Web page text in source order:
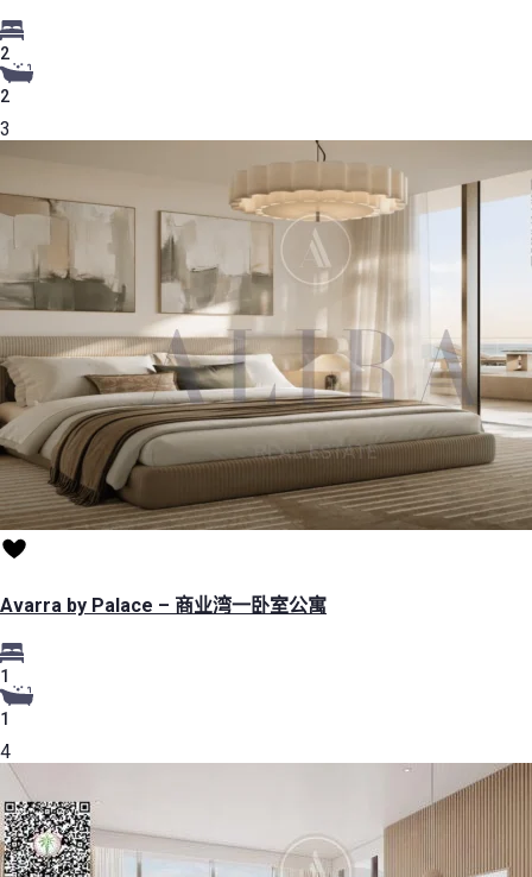
2
2
3
Avarra by Palace – 商业湾一卧室公寓
1
1
4